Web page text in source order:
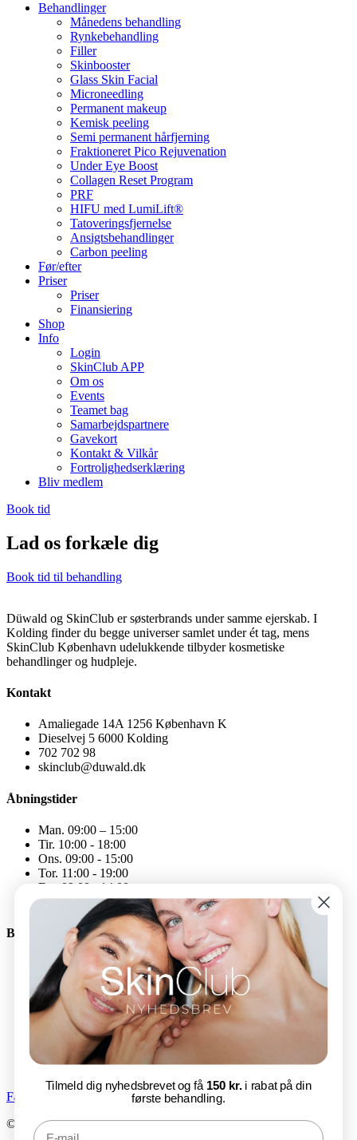
Behandlinger
Månedens behandling
Rynkebehandling
Filler
Skinbooster
Glass Skin Facial
Microneedling
Permanent makeup
Kemisk peeling
Semi permanent hårfjerning
Fraktioneret Pico Rejuvenation
Under Eye Boost
Collagen Reset Program
PRF
HIFU med LumiLift®
Tatoveringsfjernelse
Ansigtsbehandlinger
Carbon peeling
Før/efter
Priser
Priser
Finansiering
Shop
Info
Login
SkinClub APP
Om os
Events
Teamet bag
Samarbejdspartnere
Gavekort
Kontakt & Vilkår
Fortrolighedserklæring
Bliv medlem
Book tid
Lad os forkæle dig
Book tid til behandling
Düwald og SkinClub er søsterbrands under samme ejerskab. I
Kolding finder du begge universer samlet under ét tag, mens
SkinClub København udelukkende tilbyder kosmetiske
behandlinger og hudpleje.
Kontakt
Amaliegade 14A 1256 København K
Dieselvej 5 6000 Kolding
702 702 98
skinclub@duwald.dk
Åbningstider
Man. 09:00 – 15:00
Tir. 10:00 - 18:00
Ons. 09:00 - 15:00
Tor. 11:00 - 19:00
Fre. 09:00 - 14:00
Åbningstiderne kan variere
Bliv en del af SkinClub
E-mail
Tilmeld nu
Facebook-f
Instagram
© SkinClub 2025
Tilmeld dig nyhedsbrevet og få 150 kr.i rabat på din
første behandling.